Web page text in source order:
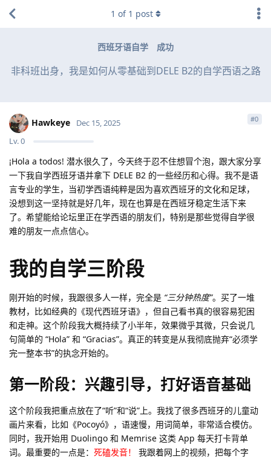
西班牙语自学 成功
非科班出身，我是如何从零基础到DELE B2的自学西语之路
1 of 1 post
Hawkeye
Lv.0
Dec 15, 2025 #0
¡Hola a todos! 潜水很久了，今天终于忍不住想冒个泡，跟大家分享
一下我自学西班牙语并拿下 DELE B2 的一些经历和心得。我不是语
言专业的学生，当初学西语纯粹是因为喜欢西班牙的文化和足球，
没想到这一坚持就是好几年，现在也算是在西班牙稳定生活下来
了。希望能给论坛里正在学西语的朋友们，特别是那些觉得自学很
难的朋友一点点信心。
我的自学三阶段
刚开始的时候，我跟很多人一样，完全是 “三分钟热度”。买了一堆
教材，比如经典的《现代西班牙语》，但自己看书真的很容易犯困
和走神。这个阶段我大概持续了小半年，效果微乎其微，只会说几
句简单的 “Hola” 和 “Gracias”。真正的转变是从我彻底抛弃“必须学
完一整本书”的执念开始的。
第一阶段：兴趣引导，打好语音基础
这个阶段我把重点放在了“听”和“说”上。我找了很多西班牙的儿童动
画片来看，比如《Pocoyó》，语速慢，用词简单，非常适合模仿。
同时，我开始用 Duolingo 和 Memrise 这类 App 每天打卡背单
词。最重要的一点是： 死磕发音！
我跟着网上的视频，把每个字